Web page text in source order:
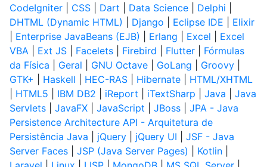
CodeIgniter
CSS Dart Data Science Delphi
DHTML (Dynamic HTML)
Django Eclipse IDE
Elixir
Enterprise JavaBeans (EJB) Erlang Excel
Excel
VBA
Ext JS Facelets Firebird Flutter
Fórmulas
da Física
Geral GNU Octave GoLang Groovy
GTK+
Haskell HEC-RAS Hibernate
HTML/XHTML
HTML5 IBM DB2 iReport iTextSharp Java
Java
Servlets
JavaFX JavaScript JBoss
JPA - Java
Persistence Architecture API - Arquitetura de
Persistência Java
jQuery jQuery UI
JSF - Java
Server Faces
JSP (Java Server Pages) Kotlin